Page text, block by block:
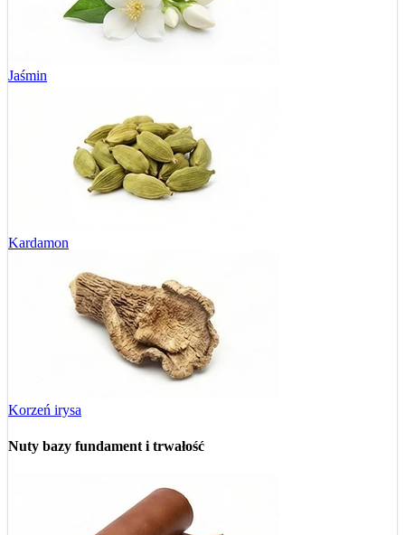
Jaśmin
Kardamon
Korzeń irysa
Nuty bazy fundament i trwałość